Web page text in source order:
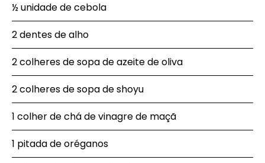
½ unidade de cebola
2 dentes de alho
2 colheres de sopa de azeite de oliva
2 colheres de sopa de shoyu
1 colher de chá de vinagre de maçã
1 pitada de oréganos